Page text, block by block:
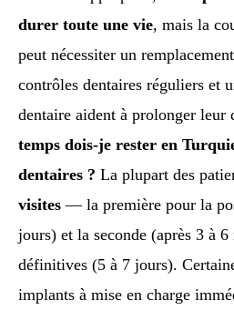
durer toute une vie, mais la
peut nécessiter un
contrôles dentaires réguliers et
dentaire aident à prolonger leur
temps dois-je rester en
dentaires ? La plupart des
visites — la première pour la
jours) et la seconde (après 3 à
définitives (5 à 7 jours).
implants à mise en charge